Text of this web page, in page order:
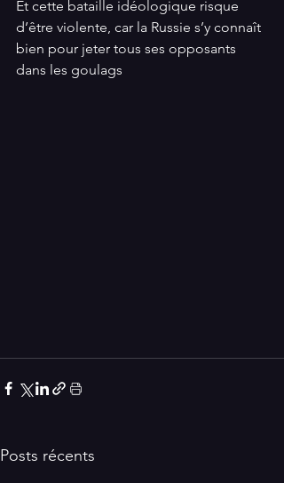
Et cette bataille idéologique risque
d’être violente, car la Russie s’y connaît
bien pour jeter tous ses opposants
dans les goulags
Posts récents